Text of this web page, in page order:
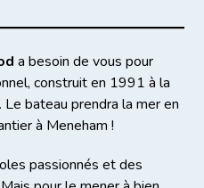
a besoin de vous pour
construit en 1991 à la
Le bateau prendra la mer en
à Meneham !
passionnés et des